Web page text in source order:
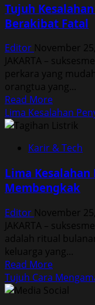
Tujuh
Berakibat Fatal
Editor November
JAKARTA –
perkara yang
orangtua yang...
Read MoreRead
more
about
Kesalahan
Dalam
Parenting
Fatal
Lima Kesalahan
Karir & Tech
Lima
Membengkak
Editor November
JAKARTA –
adalah ritual
keluarga yang...
Read MoreRead
more
about
Tujuh Cara